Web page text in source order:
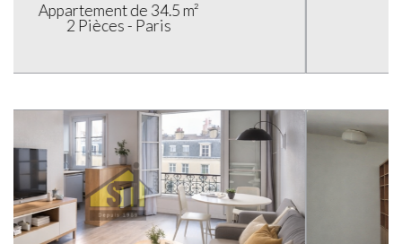
Appartement de 21 m²
1 pièce - Paris